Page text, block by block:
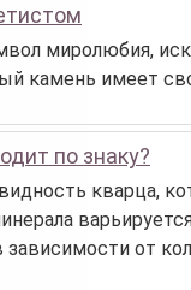
миролюбия,
камень имеет
по знаку?
кварца,
от